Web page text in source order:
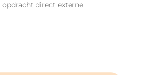
opdracht direct externe